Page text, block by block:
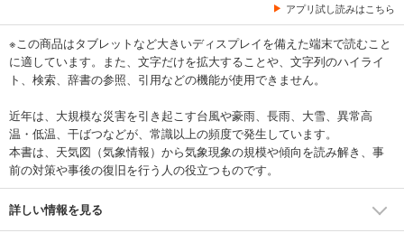
アプリ試し読みはこちら
※この商品はタブレットなど大きいディスプレイを備えた端末で読むこと
に適しています。また、文字だけを拡大することや、文字列のハイライ
ト、検索、辞書の参照、引用などの機能が使用できません。
近年は、大規模な災害を引き起こす台風や豪雨、長雨、大雪、異常高
温・低温、干ばつなどが、常識以上の頻度で発生しています。
本書は、天気図（気象情報）から気象現象の規模や傾向を読み解き、事
前の対策や事後の復旧を行う人の役立つものです。
詳しい情報を見る